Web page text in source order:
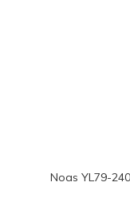
Noas YL79-